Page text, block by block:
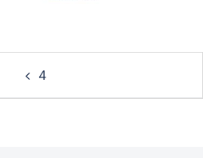
4